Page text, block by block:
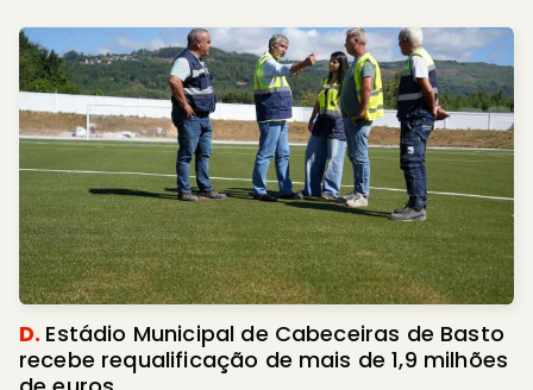
D. Estádio Municipal de Cabeceiras de Basto
recebe requalificação de mais de 1,9 milhões